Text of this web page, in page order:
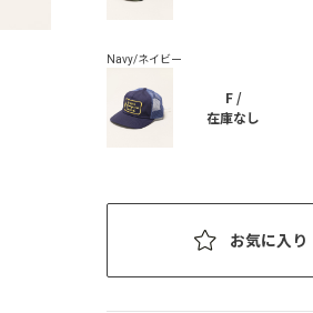
F /
在庫なし
お気に入り